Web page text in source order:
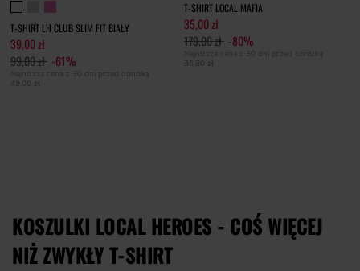
T-SHIRT LH CLUB SLIM FIT BIAŁY
39,00 zł
99,00 zł -61%
Najniższa cena z 30 dni przed obniżką
49,00 zł
T-SHIRT LOCAL MAFIA
35,00 zł
179,00 zł -80%
Najniższa cena z 30 dni przed obniżką
35,80 zł
KOSZULKI LOCAL HEROES - COŚ WIĘCEJ
NIŻ ZWYKŁY T-SHIRT